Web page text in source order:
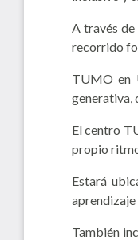
A través
recorrido
TUMO en
generativa,
El centro
propio
Estará
También